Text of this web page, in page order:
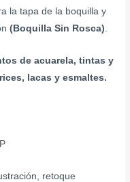
la tapa de la boquilla y
(Boquilla Sin Rosca)
de acuarela, tintas y
lacas y esmaltes.
retoque